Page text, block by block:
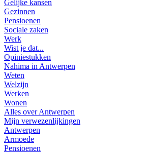
Gelijke kansen
Gezinnen
Pensioenen
Sociale zaken
Werk
Wist je dat...
Opiniestukken
Nahima in Antwerpen
Weten
Welzijn
Werken
Wonen
Alles over Antwerpen
Mijn verwezenlijkingen
Antwerpen
Armoede
Pensioenen